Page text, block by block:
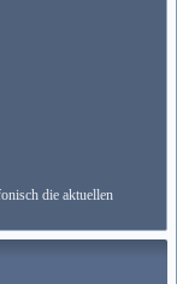
die aktuellen